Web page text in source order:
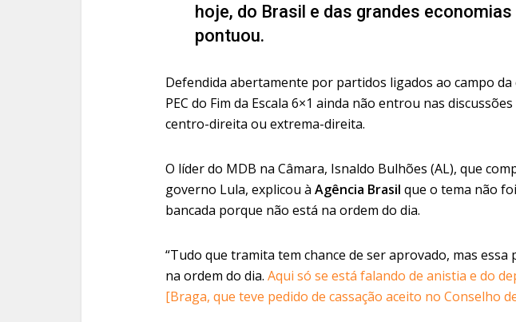
hoje, do Brasil e das grandes economias
pontuou.
Defendida abertamente por partidos ligados ao campo
PEC do Fim da Escala 6×1 ainda não entrou nas
centro-direita ou extrema-direita.
O líder do MDB na Câmara, Isnaldo Bulhões (AL), que
governo Lula, explicou à Agência Brasil que o tema não
bancada porque não está na ordem do dia.
“Tudo que tramita tem chance de ser aprovado, mas essa
na ordem do dia. Aqui só se está falando de anistia e do
[Braga, que teve pedido de cassação aceito no Conselho